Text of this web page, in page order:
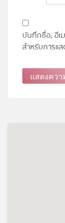
บันทึกชื่อ, อีเ
สำหรับการแ